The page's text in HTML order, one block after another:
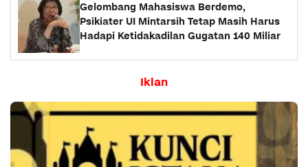
Gelombang Mahasiswa Berdemo,
Psikiater UI Mintarsih Tetap Masih Harus
Hadapi Ketidakadilan Gugatan 140 Miliar
Iklan